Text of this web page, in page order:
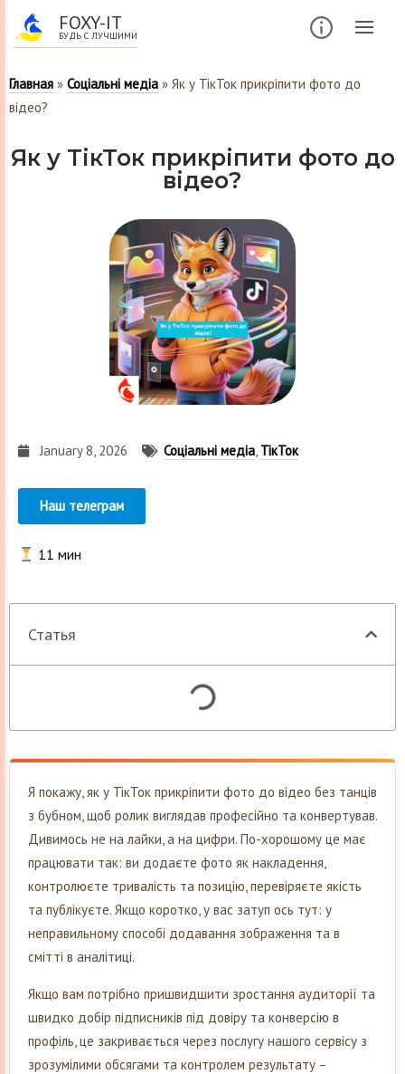
FOXY-IT
БУДЬ С ЛУЧШИМИ
Главная » Соціальні медіа » Як у ТікТок прикріпити фото до
відео?
Як у ТікТок прикріпити фото до
відео?
January 8, 2026 Соціальні медіа, ТікТок
Наш телеграм
11 мин
Статья
Я покажу, як у ТікТок прикріпити фото до відео без танців
з бубном, щоб ролик виглядав професійно та конвертував.
Дивимось не на лайки, а на цифри. По-хорошому це має
працювати так: ви додаєте фото як накладення,
контролюєте тривалість та позицію, перевіряєте якість
та публікуєте. Якщо коротко, у вас затуп ось тут: у
неправильному способі додавання зображення та в
смітті в аналітиці.
Якщо вам потрібно пришвидшити зростання аудиторії та
швидко добір підписників під довіру та конверсію в
профіль, це закривається через послугу нашого сервісу з
зрозумілими обсягами та контролем результату –